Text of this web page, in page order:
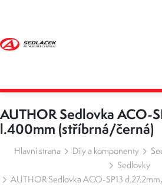
AUTHOR Sedlovka ACO-
l.400mm (stříbrná/černá)
Hlavní strana Díly a komponenty
Sedlovky
AUTHOR Sedlovka ACO-SP13